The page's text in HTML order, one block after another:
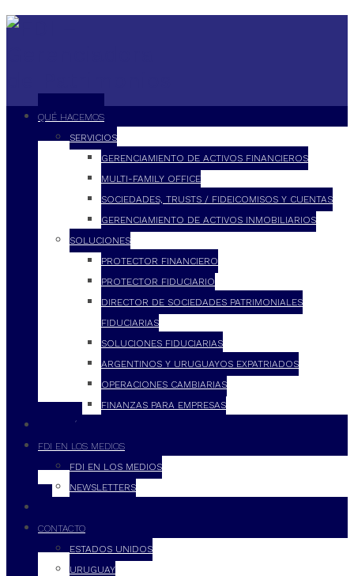
QUÉ HACEMOS
SERVICIOS
GERENCIAMIENTO DE ACTIVOS FINANCIEROS
MULTI-FAMILY OFFICE
SOCIEDADES, TRUSTS / FIDEICOMISOS Y CUENTAS
GERENCIAMIENTO DE ACTIVOS INMOBILIARIOS
SOLUCIONES
PROTECTOR FINANCIERO
PROTECTOR FIDUCIARIO
DIRECTOR DE SOCIEDADES PATRIMONIALES
FIDUCIARIAS
SOLUCIONES FIDUCIARIAS
ARGENTINOS Y URUGUAYOS EXPATRIADOS
OPERACIONES CAMBIARIAS
FINANZAS PARA EMPRESAS
FILOSOFÍA
FDI EN LOS MEDIOS
FDI EN LOS MEDIOS
NEWSLETTERS
CONTACTO
ESTADOS UNIDOS
URUGUAY